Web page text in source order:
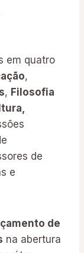
em quatro
,
, Filosofia
de
e
de
na abertura